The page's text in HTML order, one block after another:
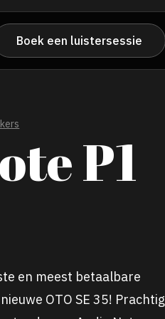
Boek een luistersessie
P1
en meest betaalbare
OTO SE 35! Prachtig